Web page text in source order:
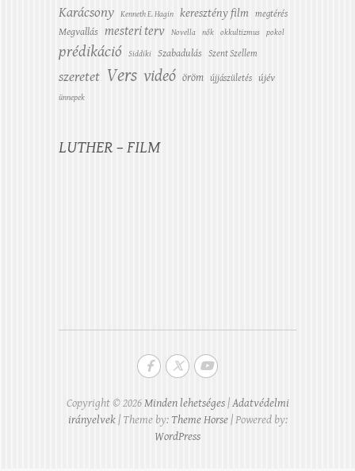
Karácsony Kenneth E. Hagin keresztény film megtérés
Megvallás mesteri terv Novella nők okkultizmus pokol
prédikáció Siddiki Szabadulás Szent Szellem
szeretet Vers videó öröm újjászületés újév
ünnepek
LUTHER – FILM
Copyright © 2026Minden lehetséges|Adatvédelmi
irányelvek| Theme by: Theme Horse| Powered by:
WordPress